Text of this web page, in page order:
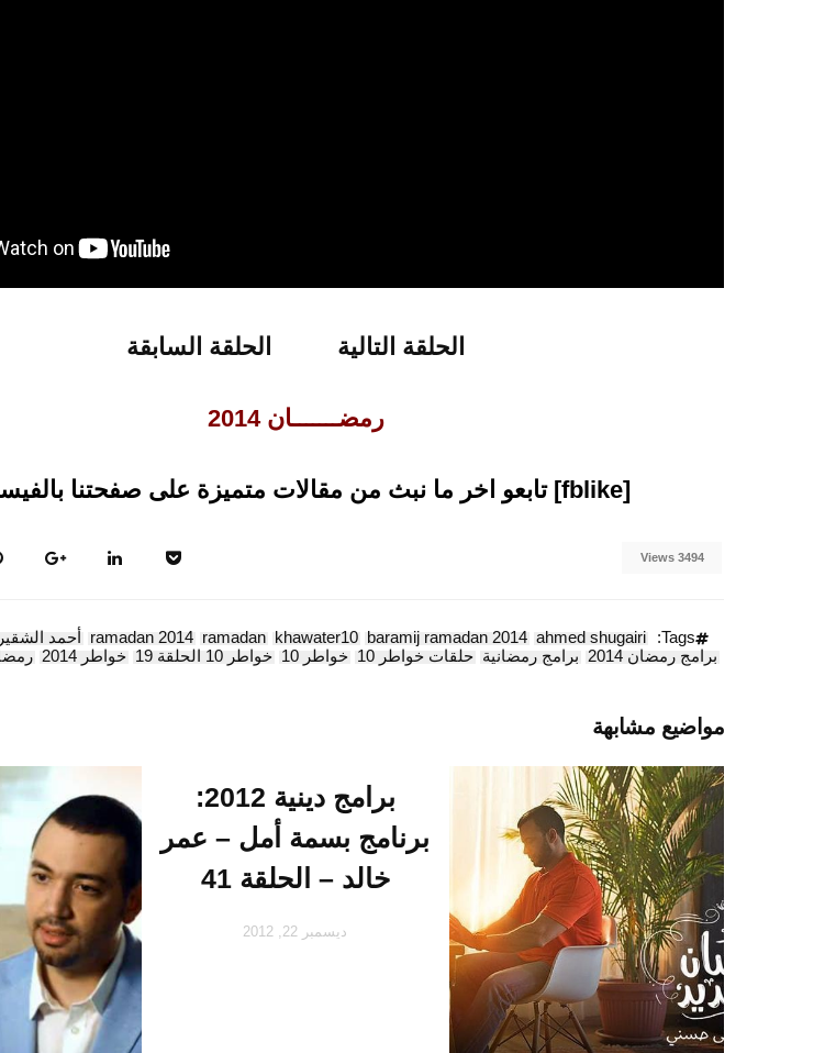
الحلقة التالية الحلقة السابقة
رمضـــــــان 2014
[fblike] تابعو اخر ما نبث من مقالات متميزة على صفحتنا بالفيسبوك
3494 Views
Tags:
ahmed shugairi
baramij ramadan 2014
khawater10
ramadan
ramadan 2014 أحمد
برامج رمضان 2014
برامج رمضانية حلقات خواطر 10 خواطر 10 خواطر 10 الحلقة 19 خواطر 2014
مواضيع مشابهة
برامج دينية 2012:
برنامج بسمة أمل – عمر
خالد – الحلقة 41
ديسمبر 22, 2012